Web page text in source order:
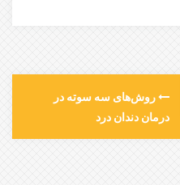
روش‌های سه سوته در
درمان دندان درد